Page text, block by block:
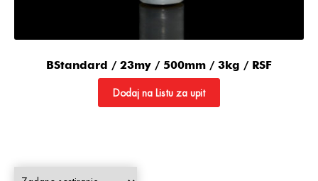
BStandard / 23my / 500mm / 3kg / RSF
Dodaj na Listu za upit